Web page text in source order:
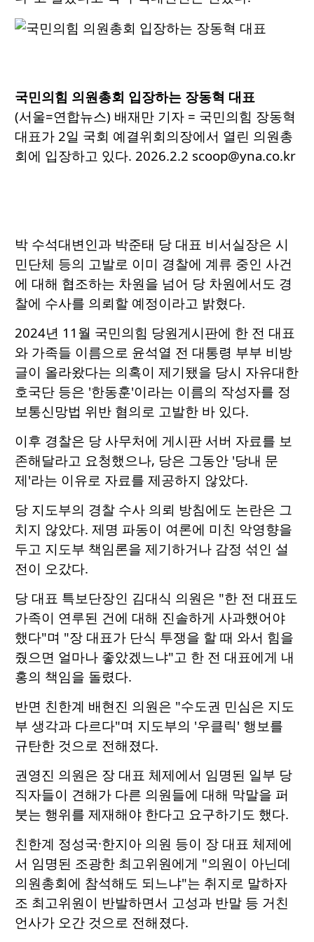
국민의힘 의원총회 입장하는 장동혁 대표
(서울=연합뉴스) 배재만 기자 = 국민의힘 장동혁
대표가 2일 국회 예결위회의장에서 열린 의원총
회에 입장하고 있다. 2026.2.2 scoop@yna.co.kr
박 수석대변인과 박준태 당 대표 비서실장은 시
민단체 등의 고발로 이미 경찰에 계류 중인 사건
에 대해 협조하는 차원을 넘어 당 차원에서도 경
찰에 수사를 의뢰할 예정이라고 밝혔다.
2024년 11월 국민의힘 당원게시판에 한 전 대표
와 가족들 이름으로 윤석열 전 대통령 부부 비방
글이 올라왔다는 의혹이 제기됐을 당시 자유대한
호국단 등은 '한동훈'이라는 이름의 작성자를 정
보통신망법 위반 혐의로 고발한 바 있다.
이후 경찰은 당 사무처에 게시판 서버 자료를 보
존해달라고 요청했으나, 당은 그동안 '당내 문
제'라는 이유로 자료를 제공하지 않았다.
당 지도부의 경찰 수사 의뢰 방침에도 논란은 그
치지 않았다. 제명 파동이 여론에 미친 악영향을
두고 지도부 책임론을 제기하거나 감정 섞인 설
전이 오갔다.
당 대표 특보단장인 김대식 의원은 "한 전 대표도
가족이 연루된 건에 대해 진솔하게 사과했어야
했다"며 "장 대표가 단식 투쟁을 할 때 와서 힘을
줬으면 얼마나 좋았겠느냐"고 한 전 대표에게 내
홍의 책임을 돌렸다.
반면 친한계 배현진 의원은 "수도권 민심은 지도
부 생각과 다르다"며 지도부의 '우클릭' 행보를
규탄한 것으로 전해졌다.
권영진 의원은 장 대표 체제에서 임명된 일부 당
직자들이 견해가 다른 의원들에 대해 막말을 퍼
붓는 행위를 제재해야 한다고 요구하기도 했다.
친한계 정성국·한지아 의원 등이 장 대표 체제에
서 임명된 조광한 최고위원에게 "의원이 아닌데
의원총회에 참석해도 되느냐"는 취지로 말하자
조 최고위원이 반발하면서 고성과 반말 등 거친
언사가 오간 것으로 전해졌다.